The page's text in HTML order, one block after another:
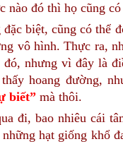
nào đó thì họ cũng
biệt, cũng có thể
vô hình. Thực ra,
nhưng vì đây là
hoang đường,
biết” mà thôi.
đi, bao nhiêu cái
hạt giống khổ